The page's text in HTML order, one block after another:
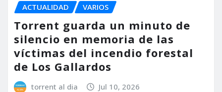
ACTUALIDAD VARIOS
Torrent guarda un minuto de
silencio en memoria de las
víctimas del incendio forestal
de Los Gallardos
torrent al dia Jul 10, 2026